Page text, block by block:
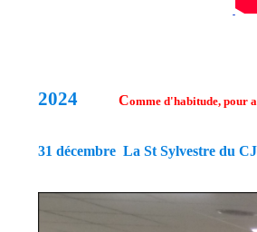
2024 Comme d'habitude, pour
31 décembre La St Sylvestre du